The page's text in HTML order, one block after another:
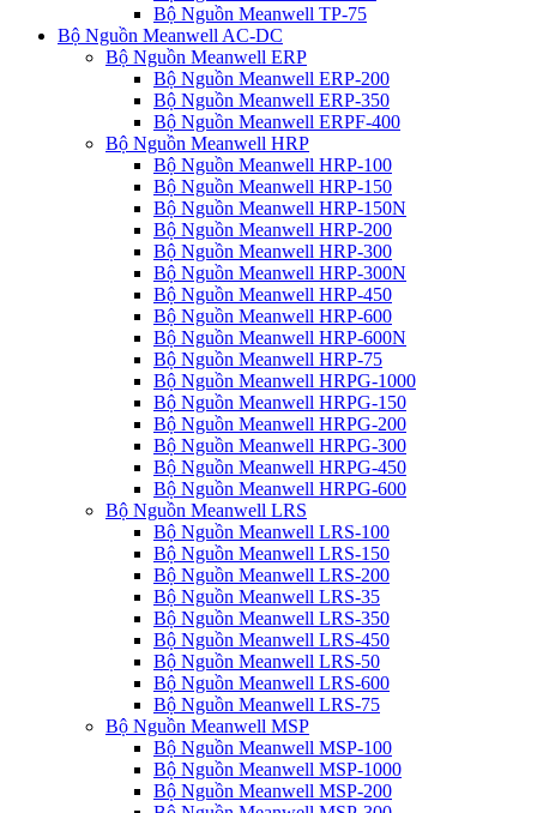
Bộ Nguồn Meanwell TP-75
Bộ Nguồn Meanwell AC-DC
Bộ Nguồn Meanwell ERP
Bộ Nguồn Meanwell ERP-200
Bộ Nguồn Meanwell ERP-350
Bộ Nguồn Meanwell ERPF-400
Bộ Nguồn Meanwell HRP
Bộ Nguồn Meanwell HRP-100
Bộ Nguồn Meanwell HRP-150
Bộ Nguồn Meanwell HRP-150N
Bộ Nguồn Meanwell HRP-200
Bộ Nguồn Meanwell HRP-300
Bộ Nguồn Meanwell HRP-300N
Bộ Nguồn Meanwell HRP-450
Bộ Nguồn Meanwell HRP-600
Bộ Nguồn Meanwell HRP-600N
Bộ Nguồn Meanwell HRP-75
Bộ Nguồn Meanwell HRPG-1000
Bộ Nguồn Meanwell HRPG-150
Bộ Nguồn Meanwell HRPG-200
Bộ Nguồn Meanwell HRPG-300
Bộ Nguồn Meanwell HRPG-450
Bộ Nguồn Meanwell HRPG-600
Bộ Nguồn Meanwell LRS
Bộ Nguồn Meanwell LRS-100
Bộ Nguồn Meanwell LRS-150
Bộ Nguồn Meanwell LRS-200
Bộ Nguồn Meanwell LRS-35
Bộ Nguồn Meanwell LRS-350
Bộ Nguồn Meanwell LRS-450
Bộ Nguồn Meanwell LRS-50
Bộ Nguồn Meanwell LRS-600
Bộ Nguồn Meanwell LRS-75
Bộ Nguồn Meanwell MSP
Bộ Nguồn Meanwell MSP-100
Bộ Nguồn Meanwell MSP-1000
Bộ Nguồn Meanwell MSP-200